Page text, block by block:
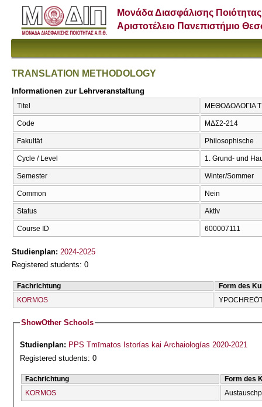
Μονάδα Διασφάλισης Ποιότητας
Αριστοτέλειο Πανεπιστήμιο
TRANSLATION METHODOLOGY
Informationen zur Lehrveranstaltung
Titel ΜΕΘΟΔΟΛΟΓΙΑ
Code ΜΔΣ2-214
Fakultät Philosophische
Cycle / Level 1. Grund- und
Semester Winter/Sommer
Common Nein
Status Aktiv
Course ID 600007111
Studienplan: 2024-2025
Registered students: 0
Fachrichtung
Form des
KORMOS
ShowOther Schools
Studienplan: PPS Tmīmatos Istorías kai Archaiologías 2020-2021
Registered students: 0
Fachrichtung
Form des
KORMOS